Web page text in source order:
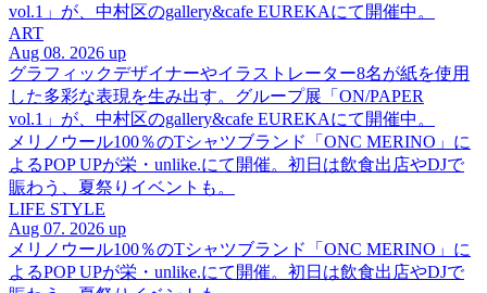
vol.1」が、中村区のgallery&cafe EUREKAにて開催中。
ART
Aug 08. 2026 up
グラフィックデザイナーやイラストレーター8名が紙を使用
した多彩な表現を生み出す。グループ展「ON/PAPER
vol.1」が、中村区のgallery&cafe EUREKAにて開催中。
メリノウール100％のTシャツブランド「ONC MERINO」に
よるPOP UPが栄・unlike.にて開催。初日は飲食出店やDJで
賑わう、夏祭りイベントも。
LIFE STYLE
Aug 07. 2026 up
メリノウール100％のTシャツブランド「ONC MERINO」に
よるPOP UPが栄・unlike.にて開催。初日は飲食出店やDJで